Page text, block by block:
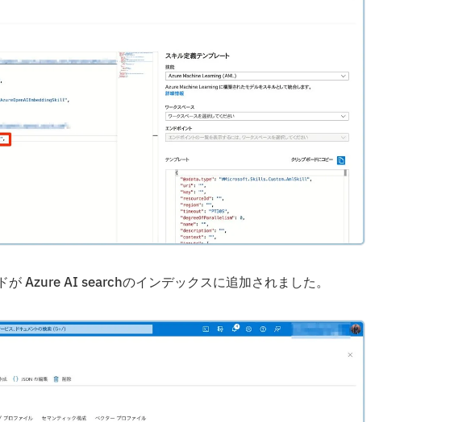
Azure AI searchのインデックスに追加されました。